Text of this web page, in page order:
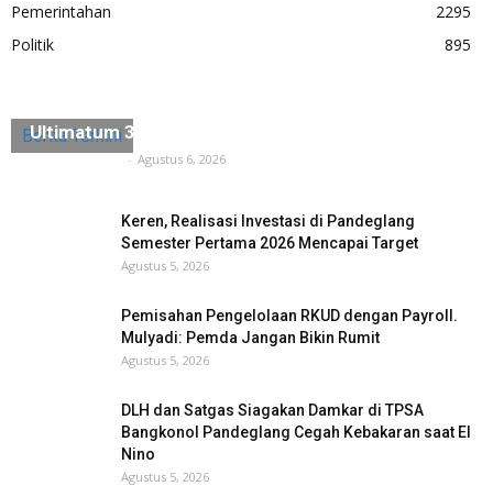
Pemerintahan
2295
Politik
895
Berita Terkini
Ultimatum 3×24 Jam Harus Dikosongkan
- Agustus 6, 2026
Keren, Realisasi Investasi di Pandeglang
Semester Pertama 2026 Mencapai Target
Agustus 5, 2026
Pemisahan Pengelolaan RKUD dengan Payroll.
Mulyadi: Pemda Jangan Bikin Rumit
Agustus 5, 2026
DLH dan Satgas Siagakan Damkar di TPSA
Bangkonol Pandeglang Cegah Kebakaran saat El
Nino
Agustus 5, 2026